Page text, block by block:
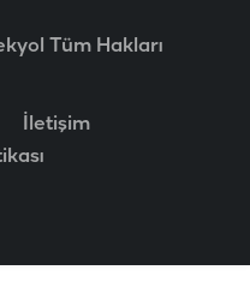
Tüm Hakları
İletişim